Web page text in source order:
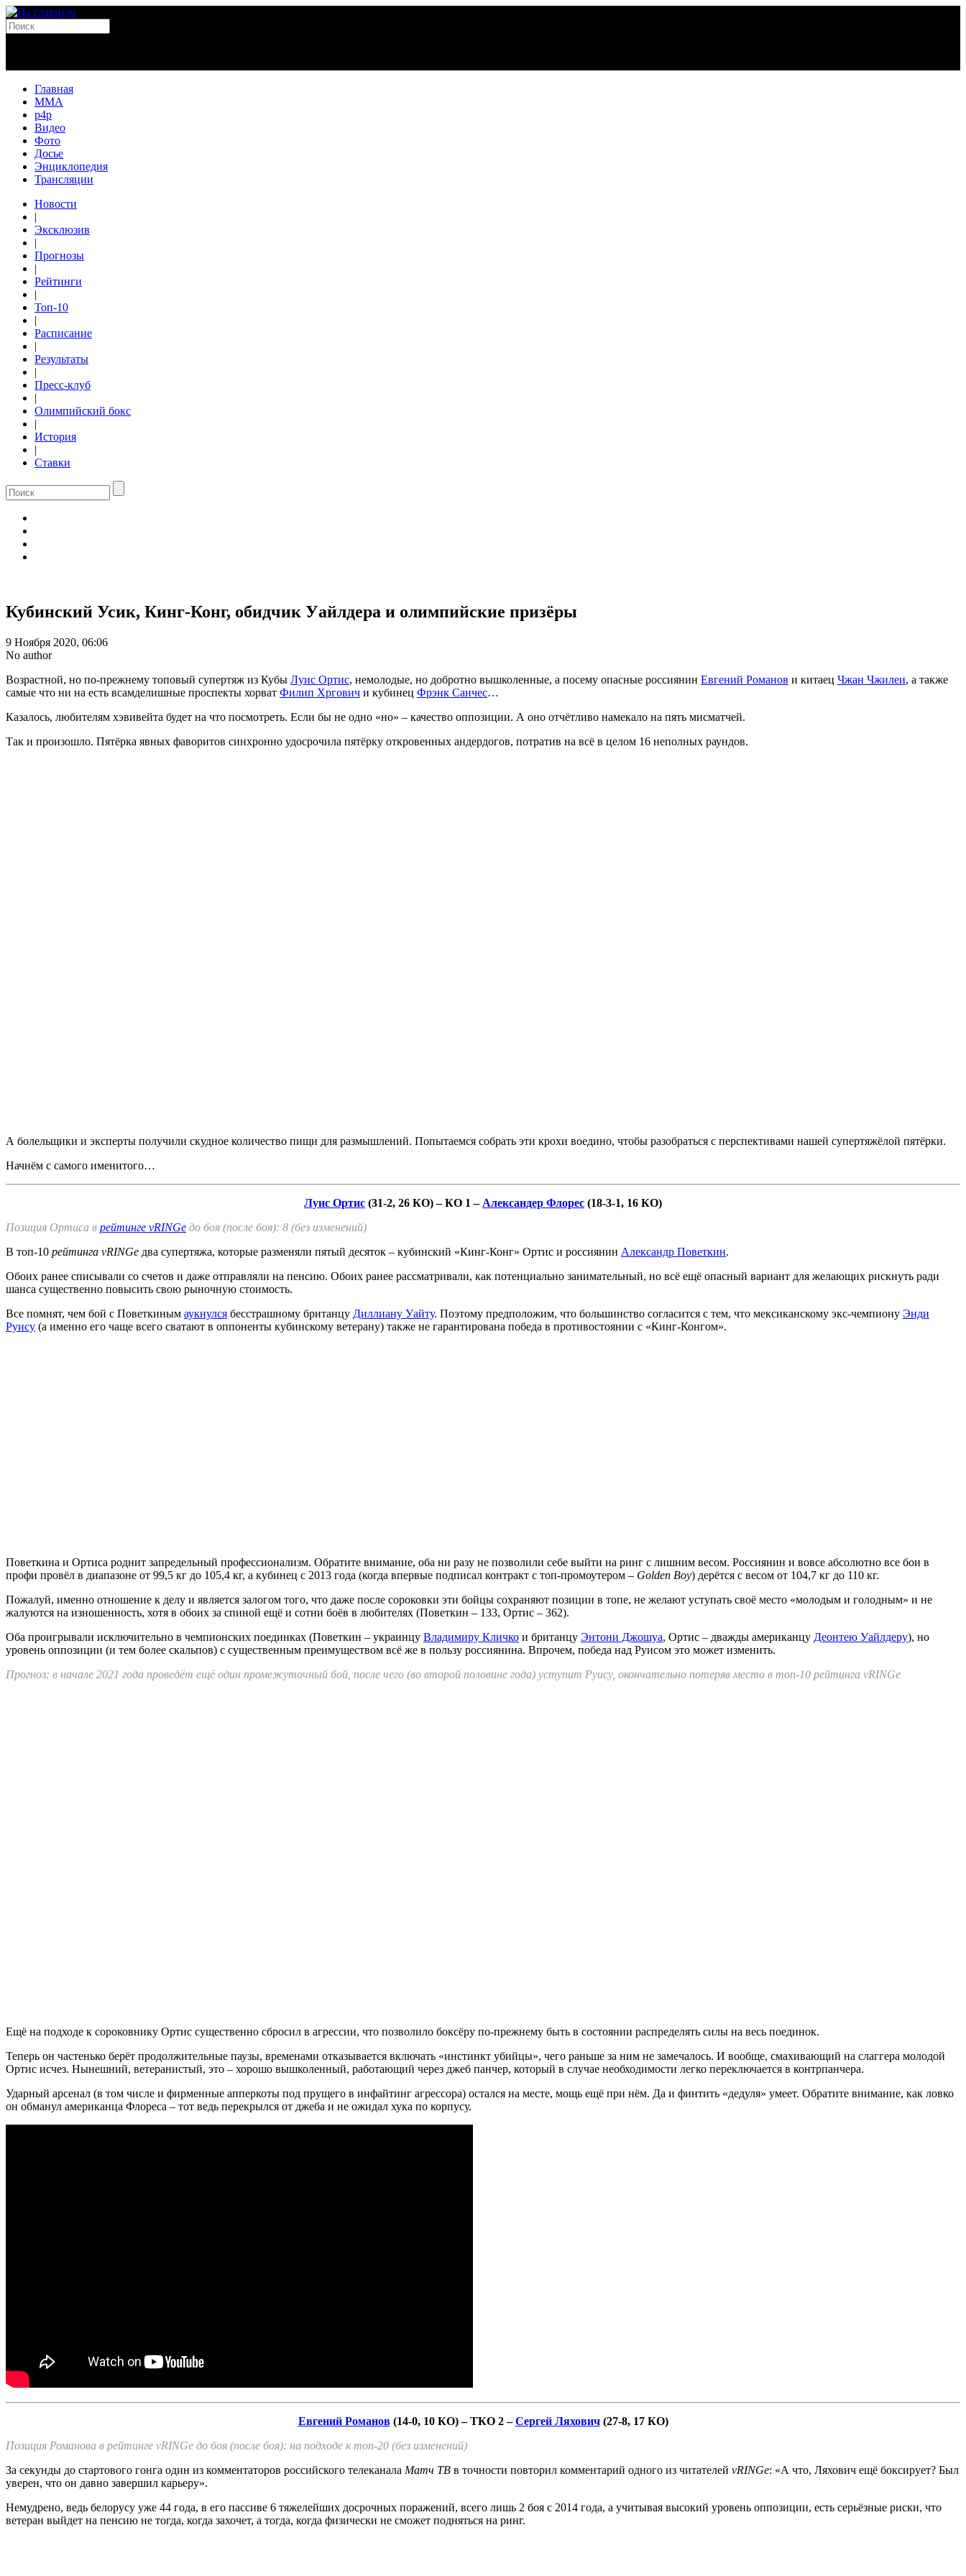
Главная
MMA
p4p
Видео
Фото
Досье
Энциклопедия
Трансляции
Новости
|
Эксклюзив
|
Прогнозы
|
Рейтинги
|
Топ-10
|
Расписание
|
Результаты
|
Пресс-клуб
|
Олимпийский бокс
|
История
|
Ставки
Кубинский Усик, Кинг-Конг, обидчик Уайлдера и олимпийские призёры
9 Ноября 2020, 06:06
No author
Возрастной, но по-прежнему топовый супертяж из Кубы Луис Ортис, немолодые, но добротно вышколенные, а посему опасные россиянин Евгений Романов и китаец Чжан Чжилеи, а также
самые что ни на есть всамделишные проспекты хорват Филип Хргович и кубинец Фрэнк Санчес…
Казалось, любителям хэвивейта будет на что посмотреть. Если бы не одно «но» – качество оппозиции. А оно отчётливо намекало на пять мисматчей.
Так и произошло. Пятёрка явных фаворитов синхронно удосрочила пятёрку откровенных андердогов, потратив на всё в целом 16 неполных раундов.
А болельщики и эксперты получили скудное количество пищи для размышлений. Попытаемся собрать эти крохи воедино, чтобы разобраться с перспективами нашей супертяжёлой пятёрки.
Начнём с самого именитого…
Луис Ортис (31-2, 26 КО) – КО 1 – Александер Флорес (18-3-1, 16 КО)
Позиция Ортиса в рейтинге vRINGe до боя (после боя): 8 (без изменений)
В топ-10 рейтинга vRINGe два супертяжа, которые разменяли пятый десяток – кубинский «Кинг-Конг» Ортис и россиянин Александр Поветкин.
Обоих ранее списывали со счетов и даже отправляли на пенсию. Обоих ранее рассматривали, как потенциально занимательный, но всё ещё опасный вариант для желающих рискнуть ради
шанса существенно повысить свою рыночную стоимость.
Все помнят, чем бой с Поветкиным аукнулся бесстрашному британцу Диллиану Уайту. Поэтому предположим, что большинство согласится с тем, что мексиканскому экс-чемпиону Энди
Руису (а именно его чаще всего сватают в оппоненты кубинскому ветерану) также не гарантирована победа в противостоянии с «Кинг-Конгом».
Поветкина и Ортиса роднит запредельный профессионализм. Обратите внимание, оба ни разу не позволили себе выйти на ринг с лишним весом. Россиянин и вовсе абсолютно все бои в
профи провёл в диапазоне от 99,5 кг до 105,4 кг, а кубинец с 2013 года (когда впервые подписал контракт с топ-промоутером – Golden Boy) дерётся с весом от 104,7 кг до 110 кг.
Пожалуй, именно отношение к делу и является залогом того, что даже после сороковки эти бойцы сохраняют позиции в топе, не желают уступать своё место «молодым и голодным» и не
жалуются на изношенность, хотя в обоих за спиной ещё и сотни боёв в любителях (Поветкин – 133, Ортис – 362).
Оба проигрывали исключительно в чемпионских поединках (Поветкин – украинцу Владимиру Кличко и британцу Энтони Джошуа, Ортис – дважды американцу Деонтею Уайлдеру), но
уровень оппозиции (и тем более скальпов) с существенным преимуществом всё же в пользу россиянина. Впрочем, победа над Руисом это может изменить.
Прогноз: в начале 2021 года проведёт ещё один промежуточный бой, после чего (во второй половине года) уступит Руису, окончательно потеряв место в топ-10 рейтинга vRINGe
Ещё на подходе к сороковнику Ортис существенно сбросил в агрессии, что позволило боксёру по-прежнему быть в состоянии распределять силы на весь поединок.
Теперь он частенько берёт продолжительные паузы, временами отказывается включать «инстинкт убийцы», чего раньше за ним не замечалось. И вообще, смахивающий на слаггера молодой
Ортис исчез. Нынешний, ветеранистый, это – хорошо вышколенный, работающий через джеб панчер, который в случае необходимости легко переключается в контрпанчера.
Ударный арсенал (в том числе и фирменные апперкоты под прущего в инфайтинг агрессора) остался на месте, мощь ещё при нём. Да и финтить «дедуля» умеет. Обратите внимание, как ловко
он обманул американца Флореса – тот ведь перекрылся от джеба и не ожидал хука по корпусу.
Евгений Романов(14-0, 10 КО) – ТКО 2 –Сергей Ляхович(27-8, 17 КО)
Позиция Романова в рейтинге vRINGe до боя (после боя): на подходе к топ-20 (без изменений)
За секунды до стартового гонга один из комментаторов российского телеканала Матч ТВ в точности повторил комментарий одного из читателей vRINGe: «А что, Ляхович ещё боксирует? Был
уверен, что он давно завершил карьеру».
Немудрено, ведь белорусу уже 44 года, в его пассиве 6 тяжелейших досрочных поражений, всего лишь 2 боя с 2014 года, а учитывая высокий уровень оппозиции, есть серьёзные риски, что
ветеран выйдет на пенсию не тогда, когда захочет, а тогда, когда физически не сможет подняться на ринг.